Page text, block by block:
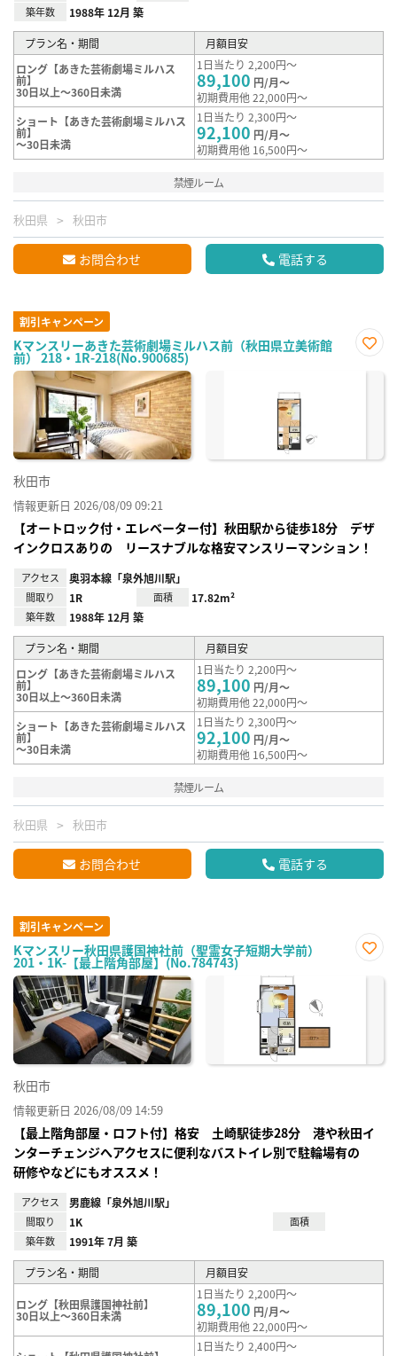
築年数 1988年 12月 築
プラン名・期間
月額目安
ロング【あきた芸術劇場ミルハス
前】
30日以上～360日未満
1日当たり 2,200円～
89,100 円/月～
初期費用他 22,000円～
ショート【あきた芸術劇場ミルハス
前】
～30日未満
1日当たり 2,300円～
92,100 円/月～
初期費用他 16,500円～
禁煙ルーム
秋田県 秋田市
お問合わせ 電話する
割引キャンペーン
Kマンスリーあきた芸術劇場ミルハス前（秋田県立美術館
前） 218・1R-218(No.900685)
に入
秋田市
情報更新日 2026/08/09 09:21
【オートロック付・エレベーター付】秋田駅から徒歩18分 デザ
インクロスありの リースナブルな格安マンスリーマンション！
アクセス 奥羽本線「泉外旭川駅」
間取り 1R 面積 17.82m²
築年数 1988年 12月 築
プラン名・期間
月額目安
ロング【あきた芸術劇場ミルハス
前】
30日以上～360日未満
1日当たり 2,200円～
89,100 円/月～
初期費用他 22,000円～
ショート【あきた芸術劇場ミルハス
前】
～30日未満
1日当たり 2,300円～
92,100 円/月～
初期費用他 16,500円～
禁煙ルーム
秋田県 秋田市
お問合わせ 電話する
割引キャンペーン
Kマンスリー秋田県護国神社前（聖霊女子短期大学前）
201・1K-【最上階角部屋】(No.784743)
に入
秋田市
情報更新日 2026/08/09 14:59
【最上階角部屋・ロフト付】格安 土崎駅徒歩28分 港や秋田イ
ンターチェンジへアクセスに便利なバストイレ別で駐輪場有の
研修やなどにもオススメ！
アクセス 男鹿線「泉外旭川駅」
間取り 1K
面積
築年数
1991年 7月 築
プラン名・期間 月額目安
ロング【秋田県護国神社前】
30日以上～360日未満
1日当たり 2,200円～
89,100 円/月～
初期費用他 22,000円～
1日当たり 2,400円～